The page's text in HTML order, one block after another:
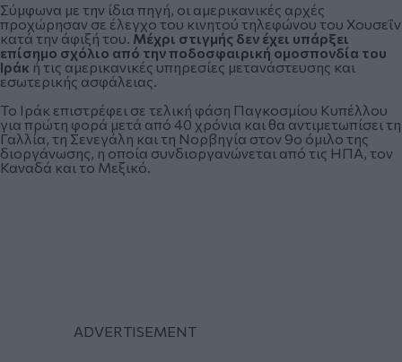
Σύμφωνα με την ίδια πηγή, οι αμερικανικές αρχές
προχώρησαν σε έλεγχο του κινητού τηλεφώνου του Χουσεΐν
κατά την άφιξή του. Μέχρι στιγμής δεν έχει υπάρξει
επίσημο σχόλιο από την ποδοσφαιρική ομοσπονδία του
Ιράκ ή τις αμερικανικές υπηρεσίες μετανάστευσης και
εσωτερικής ασφάλειας.
Το Ιράκ επιστρέφει σε τελική φάση Παγκοσμίου Κυπέλλου
για πρώτη φορά μετά από 40 χρόνια και θα αντιμετωπίσει τη
Γαλλία, τη Σενεγάλη και τη Νορβηγία στον 9ο όμιλο της
διοργάνωσης, η οποία συνδιοργανώνεται από τις ΗΠΑ, τον
Καναδά και το Μεξικό.